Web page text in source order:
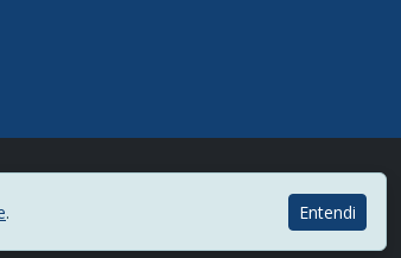
. Entendi